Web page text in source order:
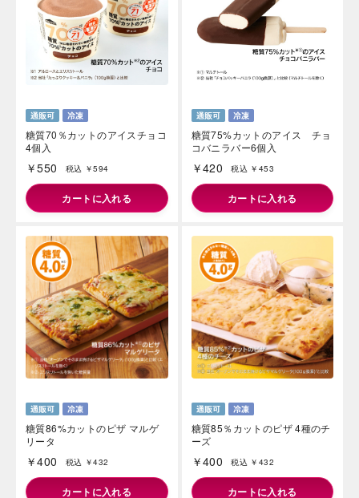
糖質70％カットのアイスチョコ
4個入
￥550 税込 ￥594
カートに入れる
糖質75%カットのアイス チョ
コバニラバー6個入
￥420 税込 ￥453
カートに入れる
糖質86%カットのピザ マルゲ
リータ
￥400 税込 ￥432
カートに入れる
糖質85％カットのピザ 4種のチ
ーズ
￥400 税込 ￥432
カートに入れる